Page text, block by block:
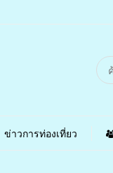
ข่าวการท่องเที่ยว